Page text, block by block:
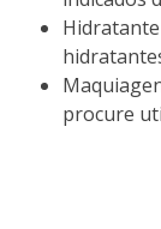
procure